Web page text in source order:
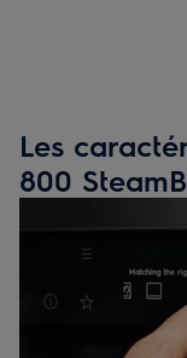
Les
800